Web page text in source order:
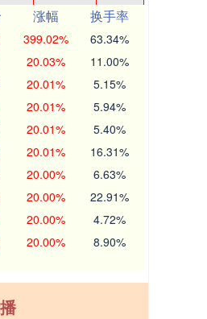
涨幅
换手率
399.02% 63.34%
20.03% 11.00%
20.01% 5.15%
20.01% 5.94%
20.01% 5.40%
20.01% 16.31%
20.00% 6.63%
20.00% 22.91%
20.00% 4.72%
20.00% 8.90%